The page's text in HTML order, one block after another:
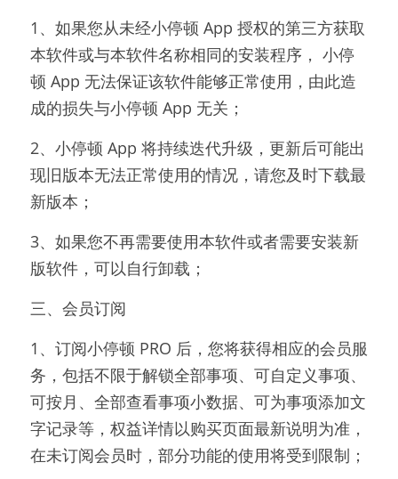
1、如果您从未经小停顿 App 授权的第三方获取
本软件或与本软件名称相同的安装程序， 小停
顿 App 无法保证该软件能够正常使用，由此造
成的损失与小停顿 App 无关；
2、小停顿 App 将持续迭代升级，更新后可能出
现旧版本无法正常使用的情况，请您及时下载最
新版本；
3、如果您不再需要使用本软件或者需要安装新
版软件，可以自行卸载；
三、会员订阅
1、订阅小停顿 PRO 后，您将获得相应的会员服
务，包括不限于解锁全部事项、可自定义事项、
可按月、全部查看事项小数据、可为事项添加文
字记录等，权益详情以购买页面最新说明为准，
在未订阅会员时，部分功能的使用将受到限制；